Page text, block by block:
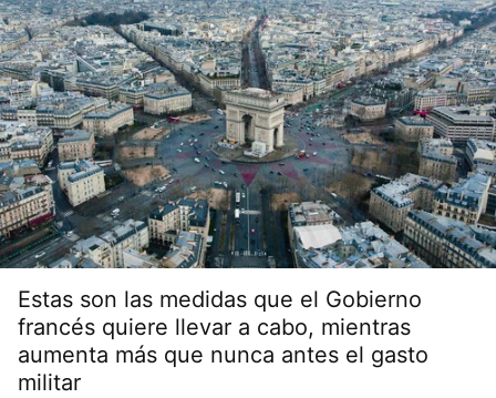
Estas son las medidas que el Gobierno
francés quiere llevar a cabo, mientras
aumenta más que nunca antes el gasto
militar